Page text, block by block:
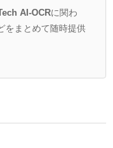
AI-OCRに関わ
をまとめて随時提供